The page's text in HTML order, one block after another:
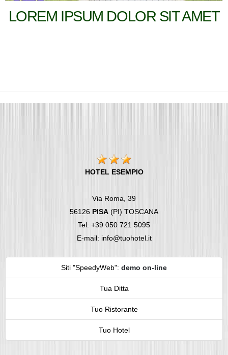
LOREM IPSUM DOLOR SIT AMET
HOTEL ESEMPIO
Via Roma, 39
56126 PISA (PI) TOSCANA
Tel: +39 050 721 5095
E-mail: info@tuohotel.it
Siti "SpeedyWeb": demo on-line
Tua Ditta
Tuo Ristorante
Tuo Hotel